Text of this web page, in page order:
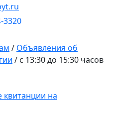
3320
/ Объявления об
/ с 13:30 до 15:30 часов
квитанции на